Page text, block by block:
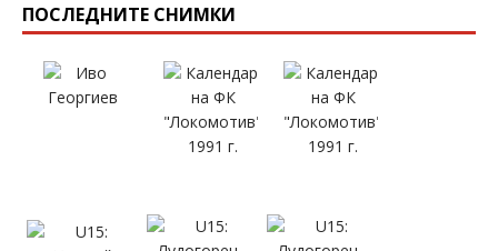
ПОСЛЕДНИТЕ СНИМКИ